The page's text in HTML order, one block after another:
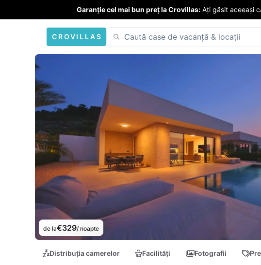
Garanție cel mai bun preț la Crovillas: Ați găsit aceeași
CROVILLAS
de la€329/ noapte
Distribuția camerelor Facilități Fotografii